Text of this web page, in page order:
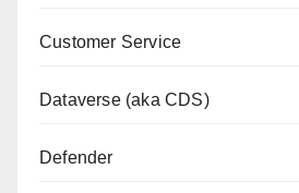
Customer Service
Dataverse (aka CDS)
Defender